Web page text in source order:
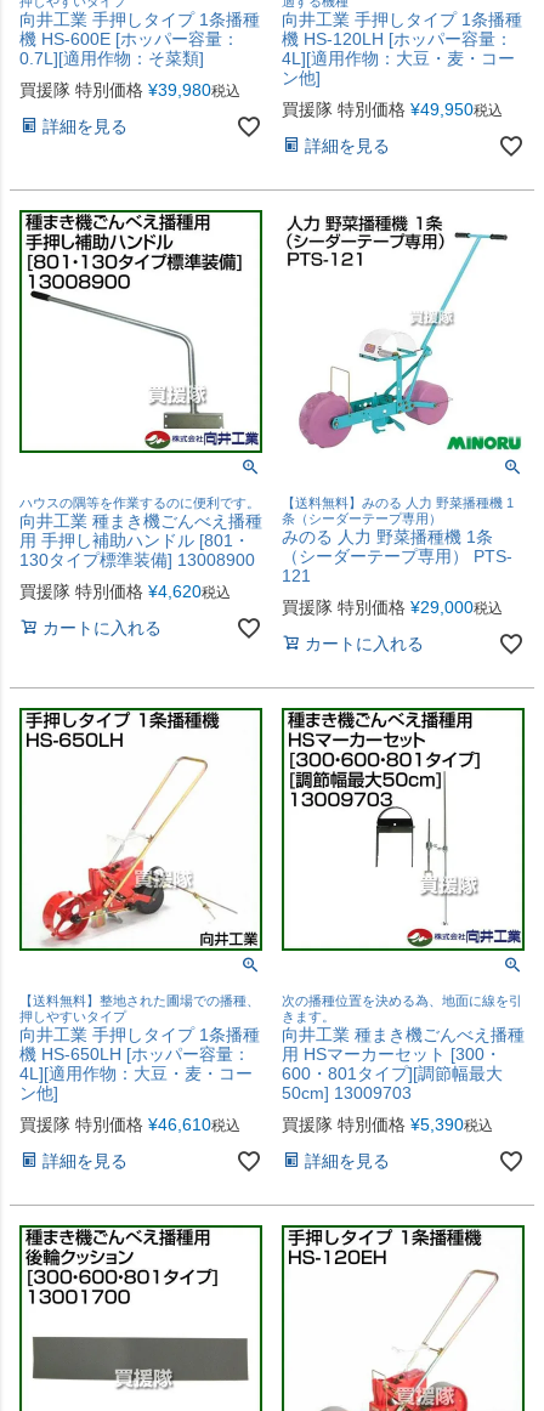
向井工業 手押しタイプ 1条播種
機 HS-600E [ホッパー容量：
0.7L][適用作物：そ菜類]
買援隊 特別価格 ¥39,980税込
詳細を見る
向井工業 手押しタイプ 1条播種
機 HS-120LH [ホッパー容量：
4L][適用作物：大豆・麦・コー
ン他]
買援隊 特別価格 ¥49,950税込
詳細を見る
ハウスの隅等を作業するのに便利です。
向井工業 種まき機ごんべえ播種
用 手押し補助ハンドル [801・
130タイプ標準装備] 13008900
買援隊 特別価格 ¥4,620税込
カートに入れる
【送料無料】みのる 人力 野菜播種機 1
条（シーダーテープ専用）
みのる 人力 野菜播種機 1条
（シーダーテープ専用） PTS-
121
買援隊 特別価格 ¥29,000税込
カートに入れる
【送料無料】整地された圃場での播種、
押しやすいタイプ
向井工業 手押しタイプ 1条播種
機 HS-650LH [ホッパー容量：
4L][適用作物：大豆・麦・コー
ン他]
買援隊 特別価格 ¥46,610税込
詳細を見る
次の播種位置を決める為、地面に線を引
きます。
向井工業 種まき機ごんべえ播種
用 HSマーカーセット [300・
600・801タイプ][調節幅最大
50cm] 13009703
買援隊 特別価格 ¥5,390税込
詳細を見る